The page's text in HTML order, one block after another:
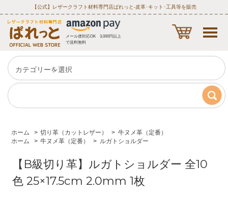
【公式】レザークラフト材料専門店ぱれっと‐皮革･キット･工具等を販売
メール便対応OK 3,000円以上
で送料無料
ホーム > 切り革（カットレザー） > 牛ヌメ革（定番）
ホーム
> 牛ヌメ革（定番） > ルガトショルダー
【B級切り革】ルガトショルダー 全10
色 25×17.5cm 2.0mm 1枚